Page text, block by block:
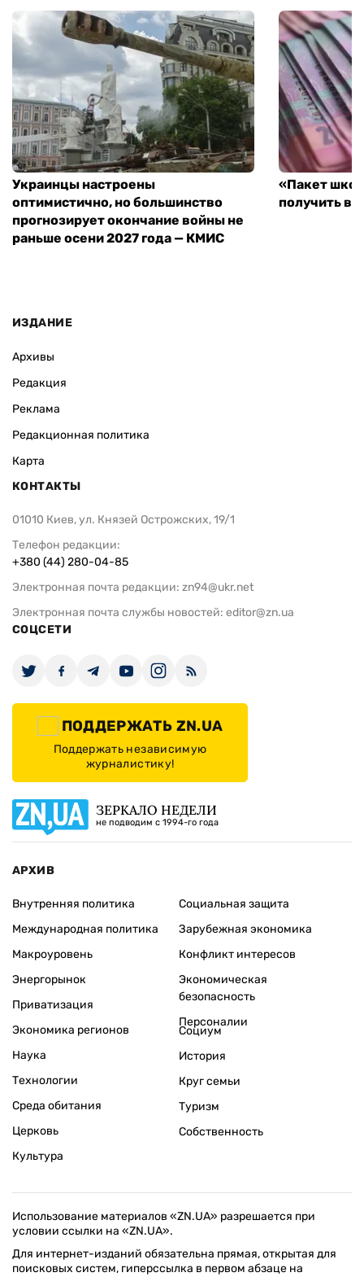
Украинцы настроены
оптимистично, но большинство
прогнозирует окончание войны не
раньше осени 2027 года — КМИС
«Пакет
получить
ИЗДАНИЕ
Архивы
Редакция
Реклама
Редакционная политика
Карта
КОНТАКТЫ
01010 Киев, ул. Князей Острожских, 19/1
Телефон редакции:
+380 (44) 280-04-85
Электронная почта редакции: zn94@ukr.net
Электронная почта службы новостей: editor@zn.ua
СОЦСЕТИ
ПОДДЕРЖАТЬ ZN.UA
Поддержать независимую
журналистику!
ЗЕРКАЛО НЕДЕЛИ
не подводим с 1994-го года
АРХИВ
Внутренняя политика
Международная политика
Макроуровень
Энергорынок
Приватизация
Экономика регионов
Социальная защита
Зарубежная экономика
Конфликт интересов
Экономическая
безопасность
Персоналии
Наука
Технологии
Среда обитания
Церковь
Культура
Социум
История
Круг семьи
Туризм
Собственность
Использование материалов «ZN.UA» разрешается при
условии ссылки на «ZN.UA».
Для интернет-изданий обязательна прямая, открытая для
поисковых систем, гиперссылка в первом абзаце на